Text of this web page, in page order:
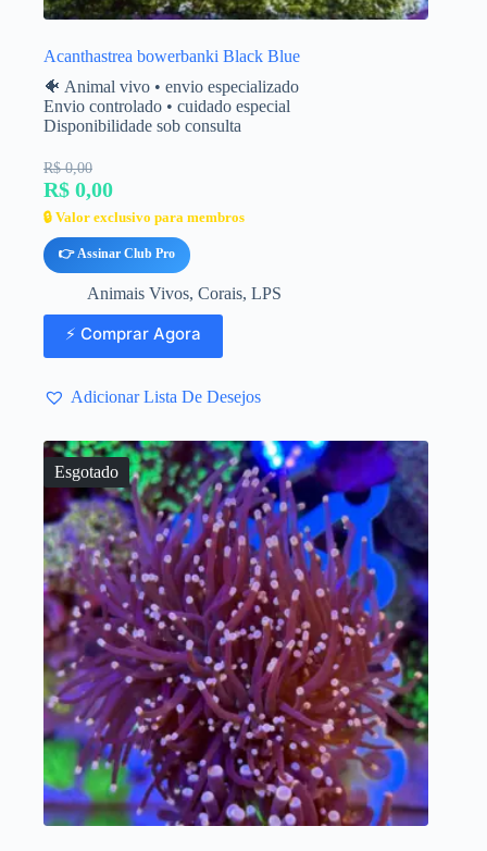
Acanthastrea bowerbanki Black Blue
🐠 Animal vivo • envio especializado
Envio controlado • cuidado especial
Disponibilidade sob consulta
R$ 0,00
R$ 0,00
🔒 Valor exclusivo para membros
👉 Assinar Club Pro
Animais Vivos, Corais, LPS
⚡ Comprar Agora
Adicionar Lista De Desejos
Esgotado